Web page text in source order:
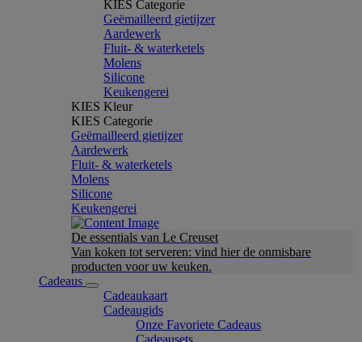
KIES Categorie
Geëmailleerd gietijzer
Aardewerk
Fluit- & waterketels
Molens
Silicone
Keukengerei
KIES Kleur
KIES Categorie
Geëmailleerd gietijzer
Aardewerk
Fluit- & waterketels
Molens
Silicone
Keukengerei
De essentials van Le Creuset
Van koken tot serveren: vind hier de onmisbare
producten voor uw keuken.
Cadeaus
Cadeaukaart
Cadeaugids
Onze Favoriete Cadeaus
Cadeausets